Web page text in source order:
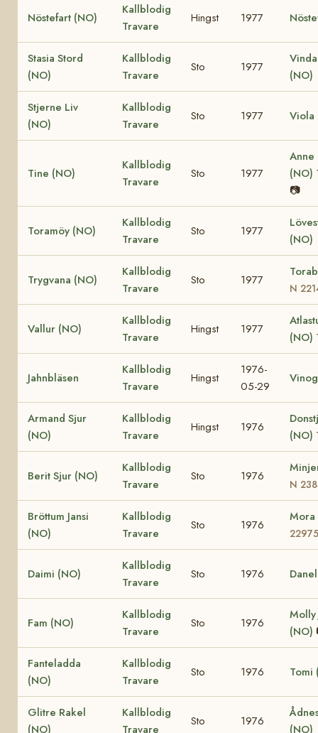
Nöstefart (NO)
Kallblodig
Travare
Hingst 1977
Stasia Stord
(NO)
Kallblodig
Travare
Sto 1977
(NO)
Stjerne Liv
(NO)
Kallblodig
Travare
Sto 1977 Viola
Tine (NO)
Kallblodig
Travare
Sto 1977
Anne
(NO)
📷
Toramöy (NO)
Kallblodig
Travare
Sto 1977
(NO)
Trygvana (NO)
Kallblodig
Travare
Sto 1977
N
Vallur (NO)
Kallblodig
Travare
Hingst 1977
(NO)
Jahnbläsen
Kallblodig
Travare
Hingst
1976-
05-29
Armand Sjur
(NO)
Kallblodig
Travare
Hingst 1976
(NO)
Berit Sjur (NO)
Kallblodig
Travare
Sto 1976
N
Bröttum Jansi
(NO)
Kallblodig
Travare
Sto 1976
22975
Daimi (NO)
Kallblodig
Travare
Sto 1976
Fam (NO)
Kallblodig
Travare
Sto 1976
Molly
(NO)
Fanteladda
(NO)
Kallblodig
Travare
Sto 1976 Tomi
Glitre Rakel
(NO)
Kallblodig
Travare
Sto 1976
(NO)